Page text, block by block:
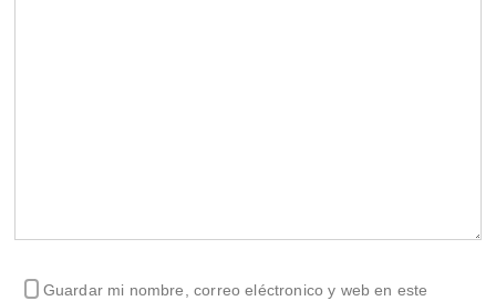
Guardar mi nombre, correo eléctronico y web en este